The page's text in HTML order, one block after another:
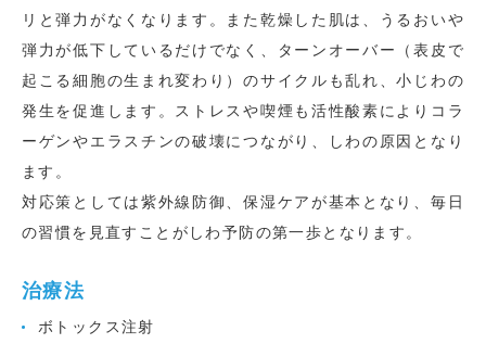
リと弾力がなくなります。また乾燥した肌は、うるおいや
弾力が低下しているだけでなく、ターンオーバー（表皮で
起こる細胞の生まれ変わり）のサイクルも乱れ、小じわの
発生を促進します。ストレスや喫煙も活性酸素によりコラ
ーゲンやエラスチンの破壊につながり、しわの原因となり
ます。
対応策としては紫外線防御、保湿ケアが基本となり、毎日
の習慣を見直すことがしわ予防の第一歩となります。
治療法
ボトックス注射